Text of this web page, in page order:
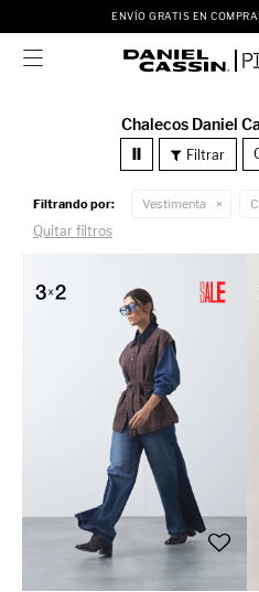
ENVÍO GRATIS EN

Chalecos Daniel
Filtrando por: Vestimenta
Quitar filtros